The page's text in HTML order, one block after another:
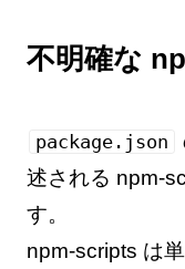
不明確な
package.json
述される npm-
す。
npm-scripts は